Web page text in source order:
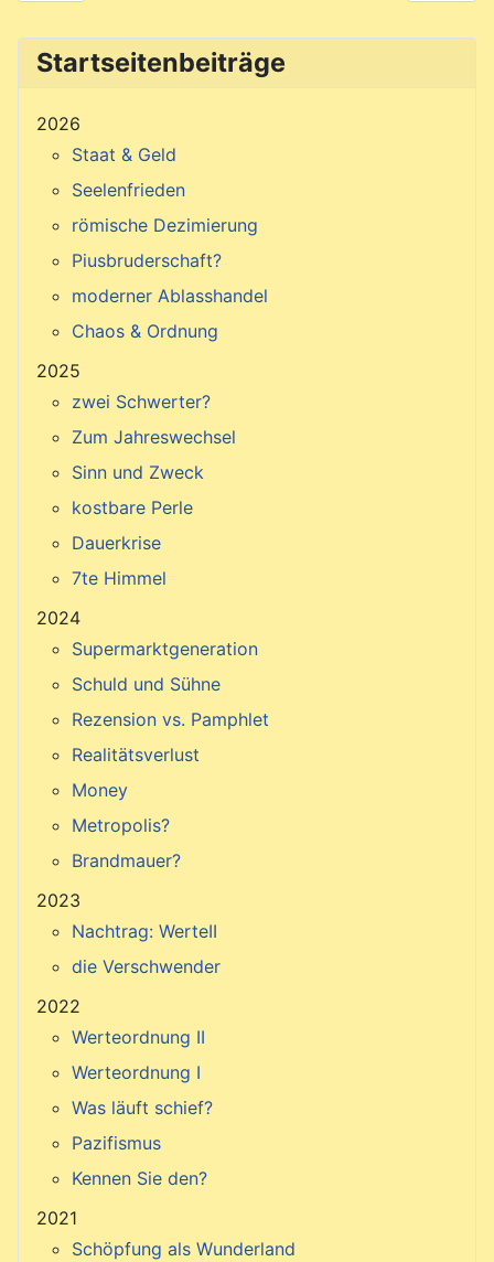
Startseitenbeiträge
2026
Staat & Geld
Seelenfrieden
römische Dezimierung
Piusbruderschaft?
moderner Ablasshandel
Chaos & Ordnung
2025
zwei Schwerter?
Zum Jahreswechsel
Sinn und Zweck
kostbare Perle
Dauerkrise
7te Himmel
2024
Supermarktgeneration
Schuld und Sühne
Rezension vs. Pamphlet
Realitätsverlust
Money
Metropolis?
Brandmauer?
2023
Nachtrag: WerteII
die Verschwender
2022
Werteordnung II
Werteordnung I
Was läuft schief?
Pazifismus
Kennen Sie den?
2021
Schöpfung als Wunderland